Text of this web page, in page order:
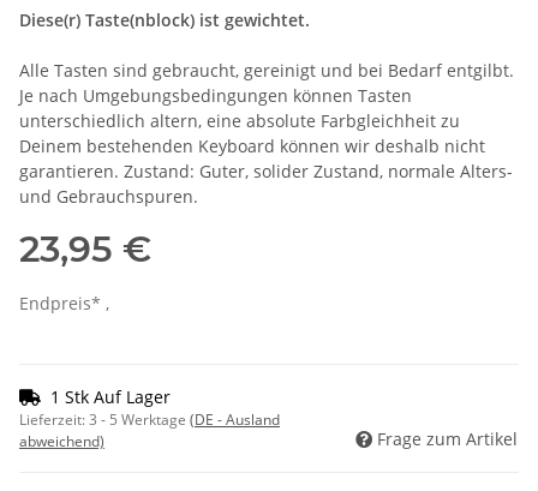
Diese(r) Taste(nblock) ist gewichtet.
Alle Tasten sind gebraucht, gereinigt und bei Bedarf entgilbt.
Je nach Umgebungsbedingungen können Tasten
unterschiedlich altern, eine absolute Farbgleichheit zu
Deinem bestehenden Keyboard können wir deshalb nicht
garantieren. Zustand: Guter, solider Zustand, normale Alters-
und Gebrauchspuren.
23,95 €
Endpreis* ,
1 Stk Auf Lager
Lieferzeit:3 - 5 Werktage (DE - Ausland
abweichend)
Frage zum Artikel